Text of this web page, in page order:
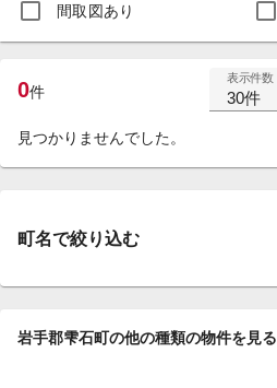
間取図あり
0件
表示件数
30件
見つかりませんでした。
町名で絞り込む
岩手郡雫石町の他の種類の物件を見る